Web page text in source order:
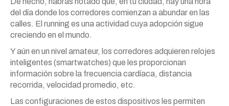
del día donde los corredores comienzan a abundar en las
calles. El running es una actividad cuya adopción sigue
creciendo en el mundo.
Y aún en un nivel amateur, los corredores adquieren relojes
inteligentes (smartwatches) que les proporcionan
información sobre la frecuencia cardíaca, distancia
recorrida, velocidad promedio, etc.
Las configuraciones de estos dispositivos les permiten